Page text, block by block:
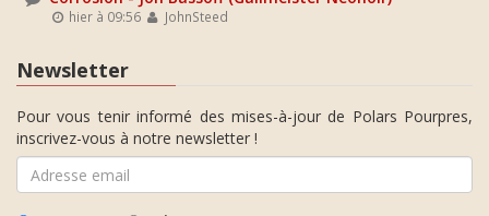
hier à 09:56 JohnSteed
Newsletter
Pour vous tenir informé des mises-à-jour de Polars Pourpres,
inscrivez-vous à notre newsletter !